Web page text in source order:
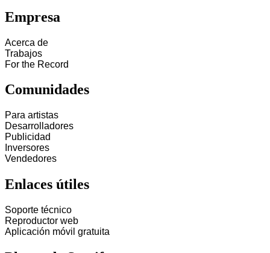
Empresa
Acerca de
Trabajos
For the Record
Comunidades
Para artistas
Desarrolladores
Publicidad
Inversores
Vendedores
Enlaces útiles
Soporte técnico
Reproductor web
Aplicación móvil gratuita